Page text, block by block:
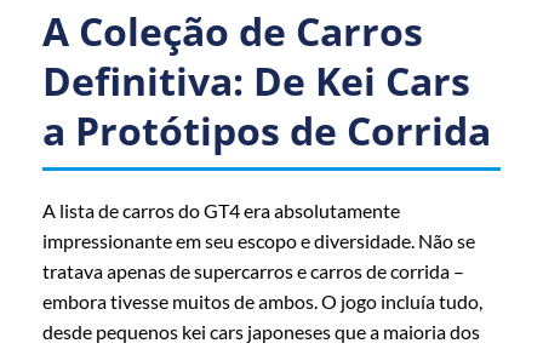
A Coleção de Carros
Definitiva: De Kei Cars
a Protótipos de Corrida
A lista de carros do GT4 era absolutamente
impressionante em seu escopo e diversidade. Não se
tratava apenas de supercarros e carros de corrida –
embora tivesse muitos de ambos. O jogo incluía tudo,
desde pequenos kei cars japoneses que a maioria dos